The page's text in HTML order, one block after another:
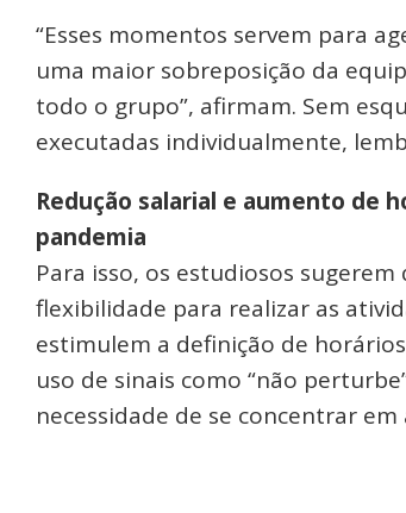
“Esses momentos servem para
uma maior sobreposição da
todo o grupo”, afirmam. Sem
executadas individualmente,
Redução salarial e aumento de
pandemia
Para isso, os estudiosos
flexibilidade para realizar as
estimulem a definição de
uso de sinais como “não
necessidade de se concentrar